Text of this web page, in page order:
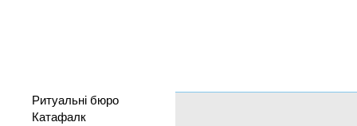
Ритуальні бюро
Катафалк